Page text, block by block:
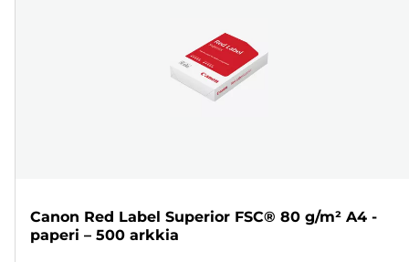
Canon Red Label Superior FSC® 80 g/m² A4 -
paperi – 500 arkkia